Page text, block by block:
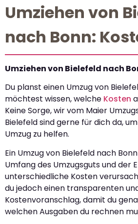
Umziehen von
nach Bonn:
Umziehen von Bielefeld nach
Du planst einen Umzug von
möchtest wissen, welche Kosten
Keine Sorge, wir vom Maier
Bielefeld sind gerne für dich da,
Umzug zu helfen.
Ein Umzug von Bielefeld nach
Umfang des Umzugsguts und der
unterschiedliche Kosten
du jedoch einen transparenten
Kostenvoranschlag, damit du
welchen Ausgaben du rechnen